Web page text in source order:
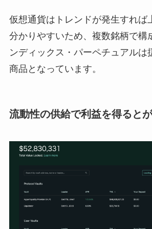
仮想通貨はトレンドが発生すれば
分かりやすいため、複数銘柄で構
ンディックス・パーペチュアルは
商品となっています。
流動性の供給で利益を得ると